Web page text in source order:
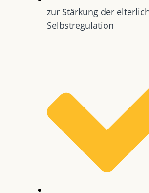
zur Stärkung der
Selbstregulation